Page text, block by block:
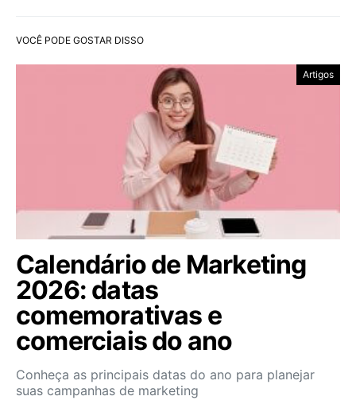
VOCÊ PODE GOSTAR DISSO
Artigos
Calendário de Marketing
2026: datas
comemorativas e
comerciais do ano
Conheça as principais datas do ano para planejar
suas campanhas de marketing